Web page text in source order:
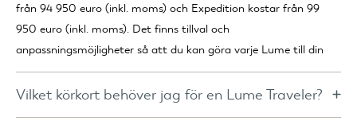
från 94 950 euro (inkl. moms) och Expedition kostar från 99
950 euro (inkl. moms). Det finns tillval och
anpassningsmöjligheter så att du kan göra varje Lume till din
egen.
Vilket körkort behöver jag för en Lume Traveler?
För Adventure räcker det vanligtvis med ett körkort i kategori B.